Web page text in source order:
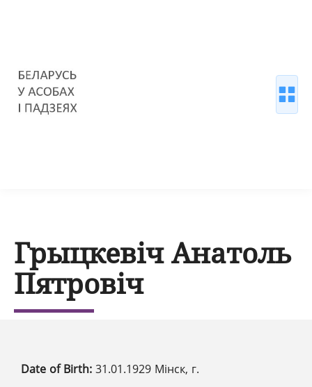
Грыцкевіч Анатоль
Пятровіч
Date of Birth: 31.01.1929 Мінск, г.